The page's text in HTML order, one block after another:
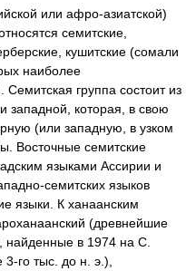
или афро-азиатской)
семитские,
кушитские (сомали
наиболее
группа состоит из
западной, которая, в свою
(или западную, в узком
Восточные семитские
языками Ассирии и
семитских языков
языки. К ханаанским
(древнейшие
найденные в 1974 на С.
го тыс. до н. э.),